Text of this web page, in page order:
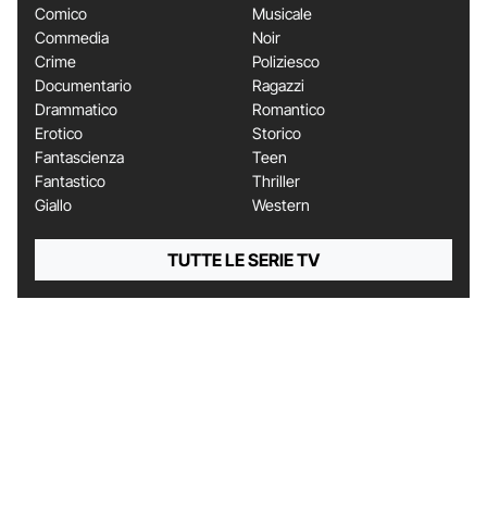
Comico
Commedia
Crime
Documentario
Drammatico
Erotico
Fantascienza
Fantastico
Giallo
Musicale
Noir
Poliziesco
Ragazzi
Romantico
Storico
Teen
Thriller
Western
TUTTE LE SERIE TV